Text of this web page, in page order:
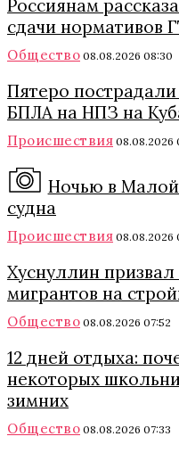
Россиянам
сдачи нормативов
Общество 08.08.2026 08:30
Пятеро
БПЛА на НПЗ на
Происшествия 08.08.2026
Ночью в Малой
судна
Происшествия 08.08.2026
Хуснуллин
мигрантов на
Общество 08.08.2026 07:52
12 дней отдыха:
некоторых
зимних
Общество 08.08.2026 07:33